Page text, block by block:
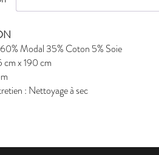
Modal 35% Coton 5% Soie
cm x 190 cm
: Nettoyage à sec